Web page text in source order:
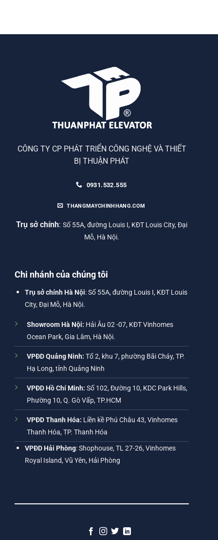
CÔNG TY CP PHÁT TRIỂN CÔNG NGHỆ VÀ THIẾT
BỊ THUẬN PHÁT
0931.532.555
THANGMAYCHINHHANG.COM
Trụ sở chính: Số 55A, đường Louis I, KĐT Louis City, Đại
Mỗ, Hà Nội.
Chi nhánh của chúng tôi
Trụ sở chính Hà Nội: Số 55A, đường Louis I, KĐT Louis
City, Đại Mỗ, Hà Nội.
Showroom Hà Nội: Hải Âu 02 -07, KĐT Vinhomes
Ocean Park, Gia Lâm, Hà Nội.
VPĐD Quảng Ninh: Tổ 2, khu 7, phường Bãi Cháy, TP.
Hạ Long, tỉnh Quảng Ninh
VPĐD Hồ Chí Minh: Số 102, Đường 10, KDC Park Hills,
Phường 10, Q. Gò Vấp, TP.HCM
VPĐD Thanh Hóa: Liền kề Phú Châu 43, Vinhomes
Thanh Hóa, TP. Thanh Hóa
VPĐD Hải Phòng: Shophouse, TL 27-26, Vinhomes
Royal Island, Vũ Yên, Hải Phòng